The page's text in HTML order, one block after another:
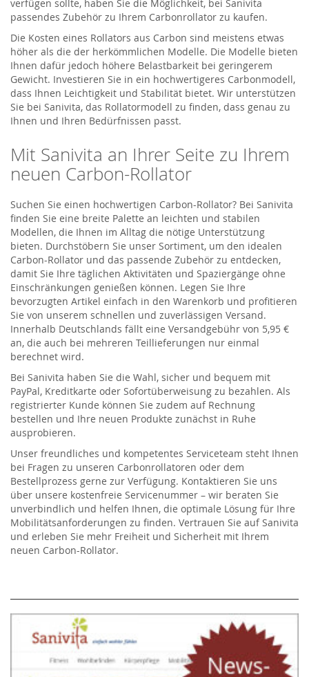
verfügen sollte, haben Sie die Möglichkeit, bei Sanivita
passendes Zubehör zu Ihrem Carbonrollator zu kaufen.
Die Kosten eines Rollators aus Carbon sind meistens etwas
höher als die der herkömmlichen Modelle. Die Modelle bieten
Ihnen dafür jedoch höhere Belastbarkeit bei geringerem
Gewicht. Investieren Sie in ein hochwertigeres Carbonmodell,
dass Ihnen Leichtigkeit und Stabilität bietet. Wir unterstützen
Sie bei Sanivita, das Rollatormodell zu finden, dass genau zu
Ihnen und Ihren Bedürfnissen passt.
Mit Sanivita an Ihrer Seite zu Ihrem
neuen Carbon-Rollator
Suchen Sie einen hochwertigen Carbon-Rollator? Bei Sanivita
finden Sie eine breite Palette an leichten und stabilen
Modellen, die Ihnen im Alltag die nötige Unterstützung
bieten. Durchstöbern Sie unser Sortiment, um den idealen
Carbon-Rollator und das passende Zubehör zu entdecken,
damit Sie Ihre täglichen Aktivitäten und Spaziergänge ohne
Einschränkungen genießen können. Legen Sie Ihre
bevorzugten Artikel einfach in den Warenkorb und profitieren
Sie von unserem schnellen und zuverlässigen Versand.
Innerhalb Deutschlands fällt eine Versandgebühr von 5,95 €
an, die auch bei mehreren Teillieferungen nur einmal
berechnet wird.
Bei Sanivita haben Sie die Wahl, sicher und bequem mit
PayPal, Kreditkarte oder Sofortüberweisung zu bezahlen. Als
registrierter Kunde können Sie zudem auf Rechnung
bestellen und Ihre neuen Produkte zunächst in Ruhe
ausprobieren.
Unser freundliches und kompetentes Serviceteam steht Ihnen
bei Fragen zu unseren Carbonrollatoren oder dem
Bestellprozess gerne zur Verfügung. Kontaktieren Sie uns
über unsere kostenfreie Servicenummer – wir beraten Sie
unverbindlich und helfen Ihnen, die optimale Lösung für Ihre
Mobilitätsanforderungen zu finden. Vertrauen Sie auf Sanivita
und erleben Sie mehr Freiheit und Sicherheit mit Ihrem
neuen Carbon-Rollator.